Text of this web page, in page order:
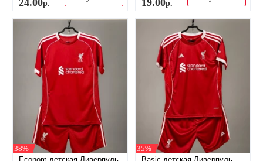
р. р.
-38%
-35%